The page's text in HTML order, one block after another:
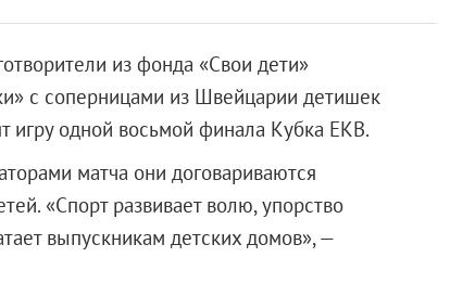
из фонда «Свои дети»
с соперницами из Швейцарии детишек
одной восьмой финала Кубка ЕКВ.
матча они договариваются
«Спорт развивает волю, упорство
выпускникам детских домов», —